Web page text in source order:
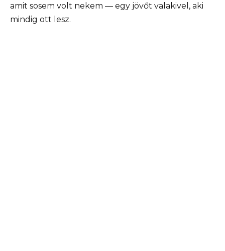
amit sosem volt nekem — egy jövőt valakivel, aki
mindig ott lesz.